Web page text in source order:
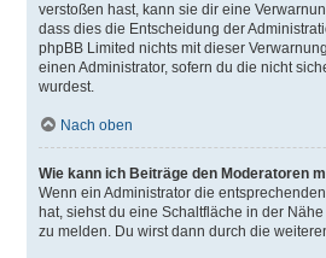
verstoßen hast, kann sie dir eine
dass dies die Entscheidung der
phpBB Limited nichts mit dieser
einen Administrator, sofern du die nicht
wurdest.
Nach oben
Wie kann ich Beiträge den Moderatoren
Wenn ein Administrator die
hat, siehst du eine Schaltfläche in der
zu melden. Du wirst dann durch die